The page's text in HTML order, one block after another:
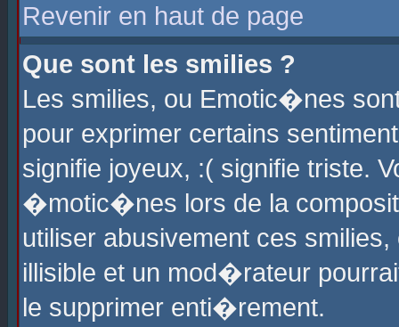
Revenir en haut de page
Que sont les smilies ?
Les smilies, ou Emotic�nes
pour exprimer certains
signifie joyeux, :( signifie triste.
�motic�nes lors de la
utiliser abusivement ces
illisible et un mod�rateur
le supprimer enti�rement.